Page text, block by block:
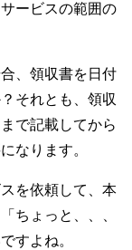
ービスの範囲の
、領収書を日付
それとも、領収
で記載してから
なります。
を依頼して、本
ちょっと、、、
すよね。